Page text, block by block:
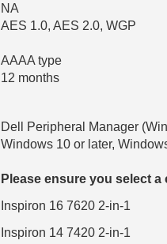
NA
AES 1.0, AES 2.0, WGP
AAAA type
12 months
Dell Peripheral Manager
Windows 10 or later,
Please ensure you select
Inspiron 16 7620 2-in-1
Inspiron 14 7420 2-in-1